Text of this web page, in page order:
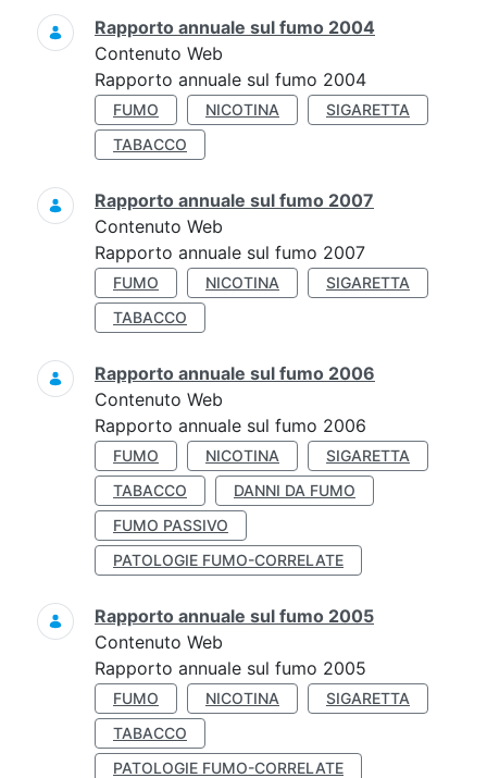
Rapporto annuale sul fumo 2004
Contenuto Web
Rapporto annuale sul fumo 2004
FUMO NICOTINA
SIGARETTA
TABACCO
Rapporto annuale sul fumo 2007
Contenuto Web
Rapporto annuale sul fumo 2007
FUMO NICOTINA
SIGARETTA
TABACCO
Rapporto annuale sul fumo 2006
Contenuto Web
Rapporto annuale sul fumo 2006
FUMO NICOTINA
SIGARETTA
TABACCO
DANNI DA FUMO
FUMO PASSIVO
PATOLOGIE FUMO-CORRELATE
Rapporto annuale sul fumo 2005
Contenuto Web
Rapporto annuale sul fumo 2005
FUMO NICOTINA
SIGARETTA
TABACCO
PATOLOGIE FUMO-CORRELATE